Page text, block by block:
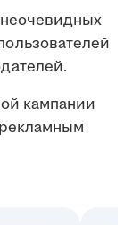
кампании